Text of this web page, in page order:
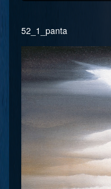
Galerie
Program
Doprovodný prodej
Kontakty
52_1_panta